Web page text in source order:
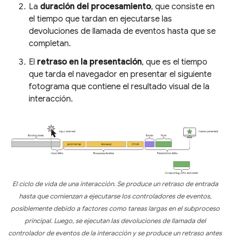
La duración del procesamiento, que consiste en
el tiempo que tardan en ejecutarse las
devoluciones de llamada de eventos hasta que se
completan.
El retraso en la presentación, que es el tiempo
que tarda el navegador en presentar el siguiente
fotograma que contiene el resultado visual de la
interacción.
El ciclo de vida de una interacción. Se produce un retraso de entrada
hasta que comienzan a ejecutarse los controladores de eventos,
posiblemente debido a factores como tareas largas en el subproceso
principal. Luego, se ejecutan las devoluciones de llamada del
controlador de eventos de la interacción y se produce un retraso antes